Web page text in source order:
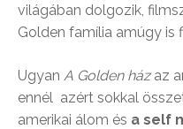
világában dolgozik,
Golden família amúgy is
Ugyan A Golden házaz
ennél azért sokkal
amerikai álom és a self